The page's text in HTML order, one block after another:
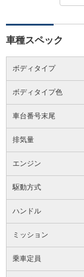
車種スペック
ボディタイプ
ボディタイプ色
車台番号末尾
排気量
エンジン
駆動方式
ハンドル
ミッション
乗車定員